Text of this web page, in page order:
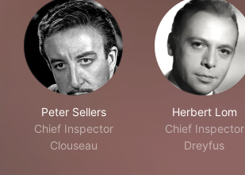
Peter Sellers
Chief Inspector
Clouseau
Herbert Lom
Chief Inspector
Dreyfus